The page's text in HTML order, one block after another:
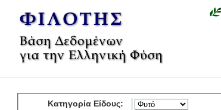
Κατηγορία Είδους: